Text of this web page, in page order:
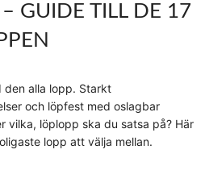
GUIDE TILL DE 17
den alla lopp. Starkt
och löpfest med oslagbar
vilka, löplopp ska du satsa på? Här
lopp att välja mellan.